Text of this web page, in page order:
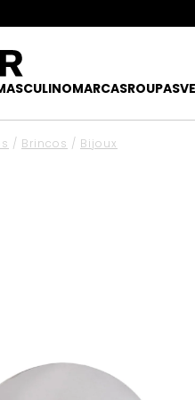
MARCASROUPAS
/ Brincos / Bijoux